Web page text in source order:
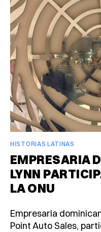
HISTORIAS LATINAS
EMPRESARIA
LYNN
LA ONU
Empresaria
Point Auto Sales,